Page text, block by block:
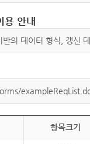
용 안내
의 데이터 형식, 갱신
항목크기